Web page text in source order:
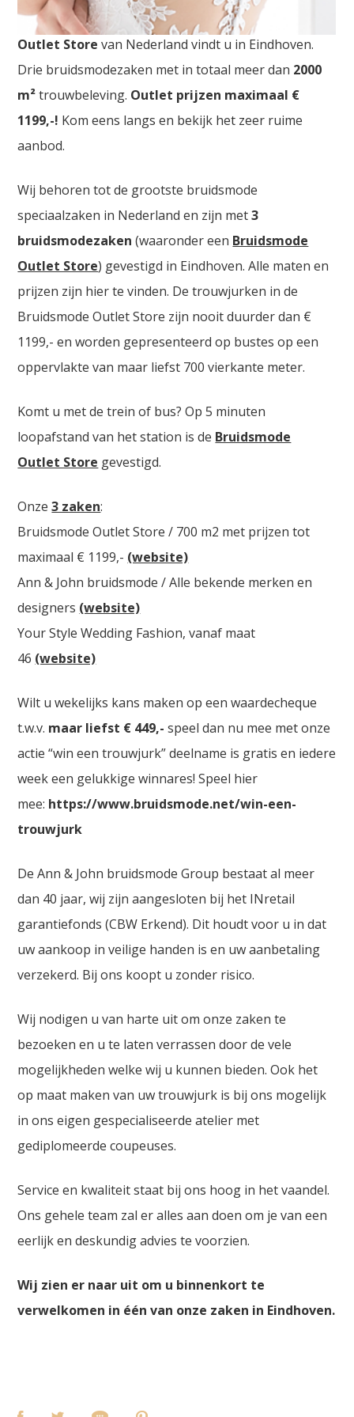
Bruidsjurken Roeselare . De
grootste Bruidsmode
Outlet Store van Nederland vindt u in Eindhoven.
Drie bruidsmodezaken met in totaal meer dan 2000
m²trouwbeleving. Outlet prijzen maximaal €
1199,-! Kom eens langs en bekijk het zeer ruime
aanbod.
Wij behoren tot de grootste bruidsmode
speciaalzaken in Nederland en zijn met3
bruidsmodezaken (waaronder een Bruidsmode
Outlet Store) gevestigd in Eindhoven. Alle maten en
prijzen zijn hier te vinden. De trouwjurken in de
Bruidsmode Outlet Store zijn nooit duurder dan €
1199,- en worden gepresenteerd op bustes op een
oppervlakte van maar liefst 700 vierkante meter.
Komt u met de trein of bus? Op 5 minuten
loopafstand van het station is de Bruidsmode
Outlet Store gevestigd.
Onze3 zaken:
Bruidsmode Outlet Store / 700 m2 met prijzen tot
maximaal € 1199,- (website)
Ann & John bruidsmode / Alle bekende merken en
designers (website)
Your Style Wedding Fashion, vanaf maat
46 (website)
Wilt u wekelijks kans maken op een waardecheque
t.w.v. maar liefst € 449,- speel dan nu mee met onze
actie “win een trouwjurk” deelname is gratis en iedere
week een gelukkige winnares! Speel hier
mee: https://www.bruidsmode.net/win-een-
trouwjurk
De Ann & John bruidsmode Group bestaat al meer
dan 40 jaar, wij zijn aangesloten bij het INretail
garantiefonds (CBW Erkend). Dit houdt voor u in dat
uw aankoop in veilige handen is en uw aanbetaling
verzekerd. Bij ons koopt u zonder risico.
Wij nodigen u van harte uit om onze zaken te
bezoeken en u te laten verrassen door de vele
mogelijkheden welke wij u kunnen bieden. Ook het
op maat maken van uw trouwjurk is bij ons mogelijk
in ons eigen gespecialiseerde atelier met
gediplomeerde coupeuses.
Service en kwaliteit staat bij ons hoog in het vaandel.
Ons gehele team zal er alles aan doen om je van een
eerlijk en deskundig advies te voorzien.
Wij zien er naar uit om u binnenkort te
verwelkomen in één van onze zaken in Eindhoven.